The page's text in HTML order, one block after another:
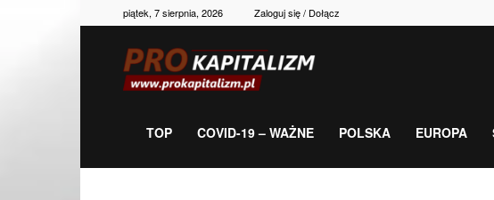
piątek, 7 sierpnia, 2026 Zaloguj się / Dołącz
gospodarka,
TOP COVID-19 – WAŻNE POLSKA EUROPA